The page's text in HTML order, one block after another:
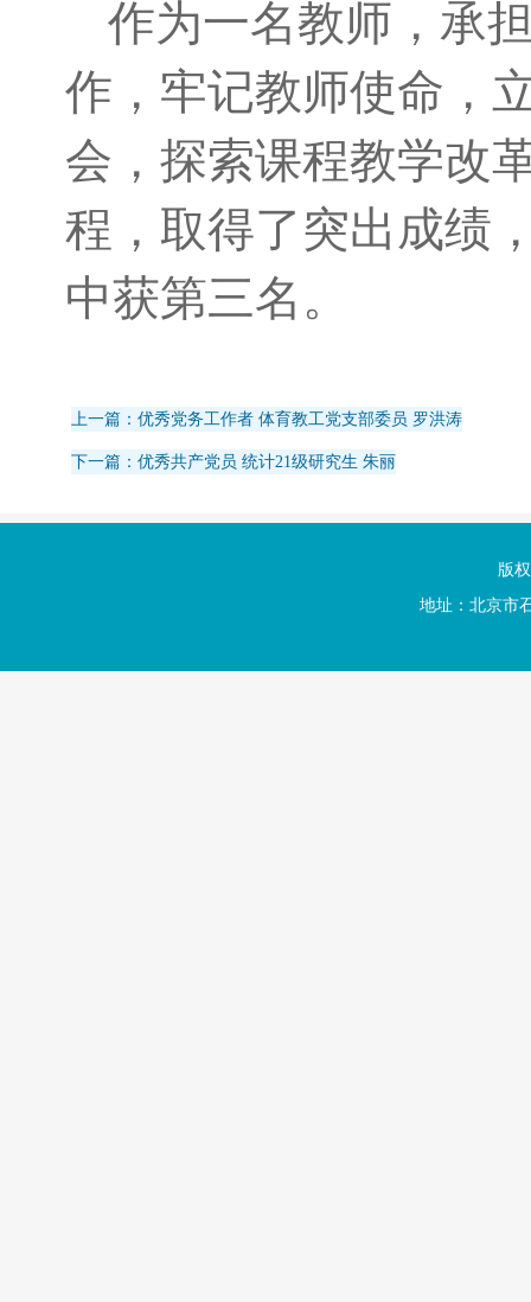
作为一名教师，承
作，牢记教师使命，
会，探索课程教学改
程，取得了突出成绩
中获第三名。
上一篇：优秀党务工作者 体育教工党支部委员 罗洪涛
下一篇：优秀共产党员 统计21级研究生 朱丽
版
地址：北京市